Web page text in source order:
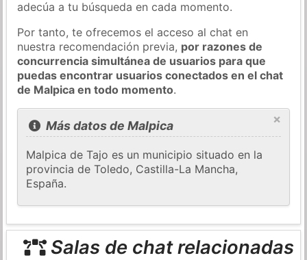
adecúa a tu búsqueda en cada momento.
Por tanto, te ofrecemos el acceso al chat en
nuestra recomendación previa, por razones de
concurrencia simultánea de usuarios para que
puedas encontrar usuarios conectados en el chat
de Malpica en todo momento.
×
Más datos de Malpica
Malpica de Tajo es un municipio situado en la
provincia de Toledo, Castilla-La Mancha,
España.
Salas de chat relacionadas